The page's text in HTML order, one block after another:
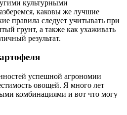
культурными
каковы же лучшие
правила следует учитывать при
грунт, а также как ухаживать
результат.
успешной агрономии
овощей. Я много лет
комбинациями и вот что могу